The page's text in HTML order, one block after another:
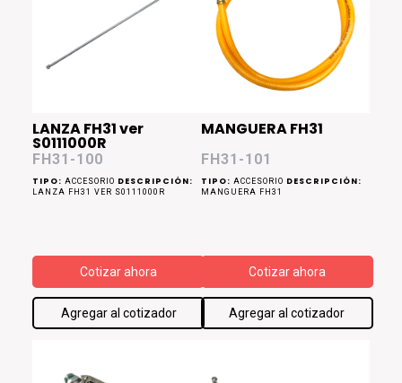
LANZA FH31 ver
S0111000R
FH31-100
TIPO: ACCESORIO DESCRIPCIÓN:
LANZA FH31 VER S0111000R
Cotizar ahora
Agregar al cotizador
MANGUERA FH31
FH31-101
TIPO: ACCESORIO DESCRIPCIÓN:
MANGUERA FH31
Cotizar ahora
Agregar al cotizador